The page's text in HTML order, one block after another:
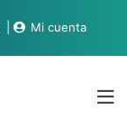
Mi cuenta